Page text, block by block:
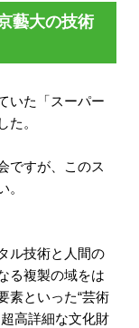
藝大の技術
いた「スーパー
た。
ですが、このス
。
ル技術と人間の
る複製の域をは
素といった“芸術
高詳細な文化財